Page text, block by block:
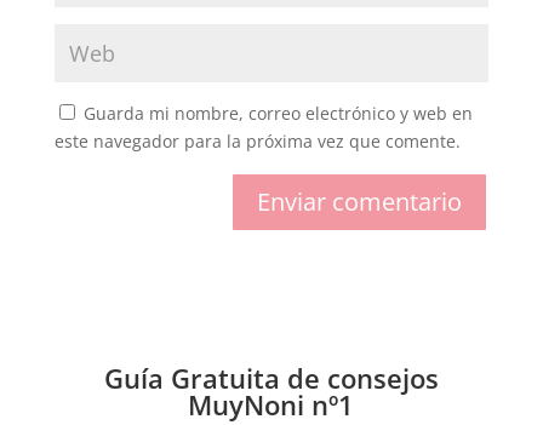
Guarda mi nombre, correo electrónico y web en
este navegador para la próxima vez que comente.
Enviar comentario
Guía Gratuita de consejos
MuyNoni nº1